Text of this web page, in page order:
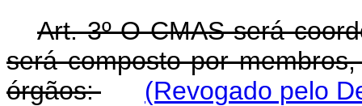
Art. 3º O CMAS será
será composto por
órgãos:
(Revogado pelo